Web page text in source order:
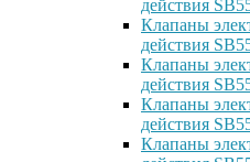
действия
Клапаны
действия
Клапаны
действия
Клапаны
действия
Клапаны